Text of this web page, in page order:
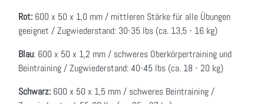
Rot: 600 x 50 x 1,0 mm / mittleren Stärke für alle Übungen
geeignet / Zugwiederstand: 30-35 lbs (ca. 13,5 - 16 kg)
Blau: 600 x 50 x 1,2 mm / schweres Oberkörpertraining und
Beintraining / Zugwiederstand: 40-45 lbs (ca. 18 - 20 kg)
Schwarz: 600 x 50 x 1,5 mm / schweres Beintraining /